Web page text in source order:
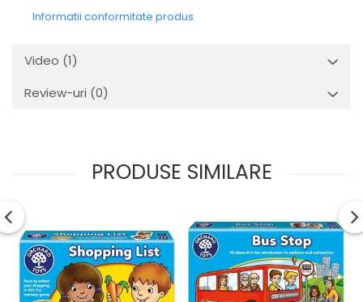
Informatii conformitate produs
Video (1)
Review-uri (0)
PRODUSE SIMILARE